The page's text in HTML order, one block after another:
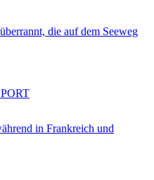
die auf dem Seeweg
in Frankreich und